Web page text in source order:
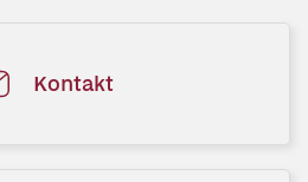
Kontakt